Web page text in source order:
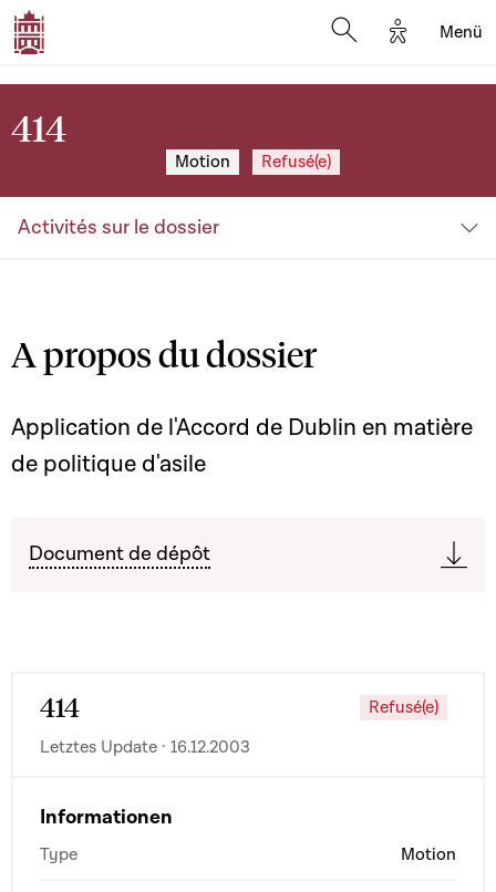
Options
Menü
414
Motion Refusé(e)
Activités sur le dossier
A propos du dossier
Application de l'Accord de Dublin en matière
de politique d'asile
Document de dépôt
414
Refusé(e)
Letztes Update · 16.12.2003
Informationen
Type Motion